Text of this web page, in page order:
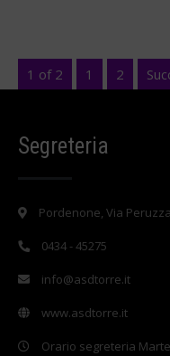
1 of 2 1 2
Segreteria
Pordenone, Via
0434 - 45275
info@asdtorre.it
www.asdtorre.it
Orario segreteria